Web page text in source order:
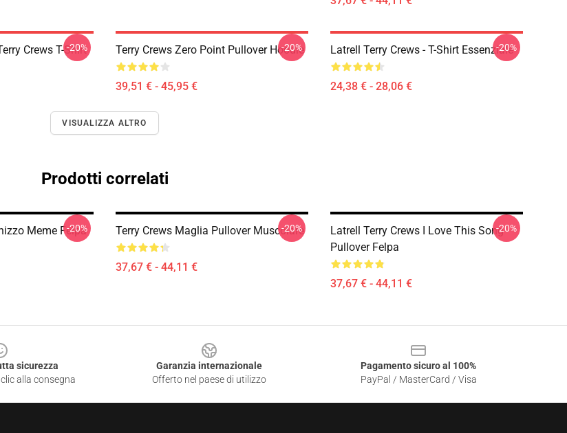
Crews T-Shirt
-20% Terry Crews Zero Point Pullover Hoodie
39,51 € - 45,95 €
-20% Latrell Terry Crews - T-Shirt Essenziale
24,38 € - 28,06 €
-20%
VISUALIZZA ALTRO
Prodotti correlati
Meme Felpa
-20% Terry Crews Maglia Pullover Muscolare
37,67 € - 44,11 €
-20%
Latrell Terry Crews I Love This Song
Pullover Felpa
37,67 € - 44,11 €
-20%
sicurezza
alla consegna
Garanzia internazionale
Offerto nel paese di utilizzo
Pagamento sicuro al 100%
PayPal / MasterCard / Visa